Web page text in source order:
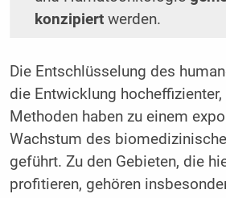
konzipiertwerden.
Die Entschlüsselung des
die Entwicklung
Methoden haben zu einem
Wachstum des
geführt. Zu den Gebieten, die
profitieren, gehören